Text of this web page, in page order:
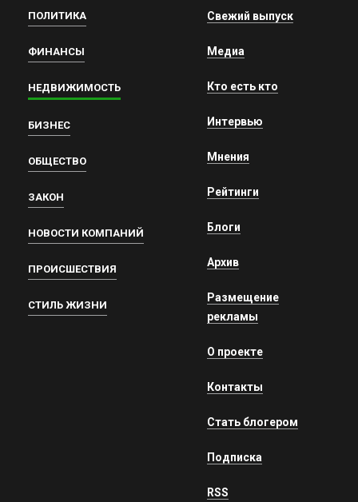
ПОЛИТИКА
ФИНАНСЫ
НЕДВИЖИМОСТЬ
БИЗНЕС
ОБЩЕСТВО
ЗАКОН
НОВОСТИ КОМПАНИЙ
ПРОИСШЕСТВИЯ
СТИЛЬ ЖИЗНИ
Свежий выпуск
Медиа
Кто есть кто
Интервью
Мнения
Рейтинги
Блоги
Архив
Размещение
рекламы
О проекте
Контакты
Стать блогером
Подписка
RSS